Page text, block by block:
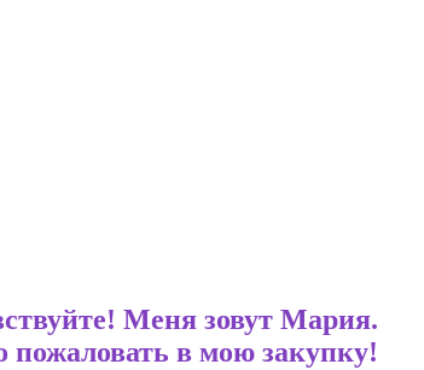
Меня зовут Мария.
пожаловать в мою закупку!